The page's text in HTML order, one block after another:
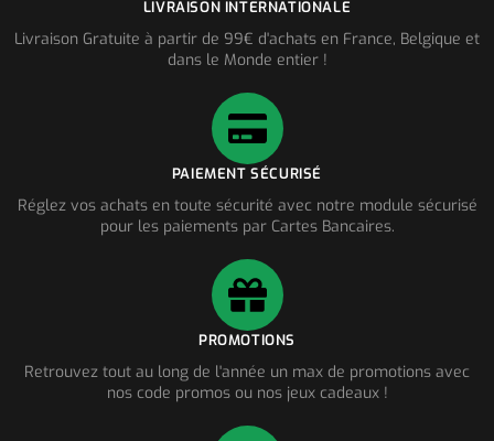
LIVRAISON INTERNATIONALE
Livraison Gratuite à partir de 99€ d'achats en France, Belgique et
dans le Monde entier !
PAIEMENT SÉCURISÉ
Réglez vos achats en toute sécurité avec notre module sécurisé
pour les paiements par Cartes Bancaires.
PROMOTIONS
Retrouvez tout au long de l'année un max de promotions avec
nos code promos ou nos jeux cadeaux !